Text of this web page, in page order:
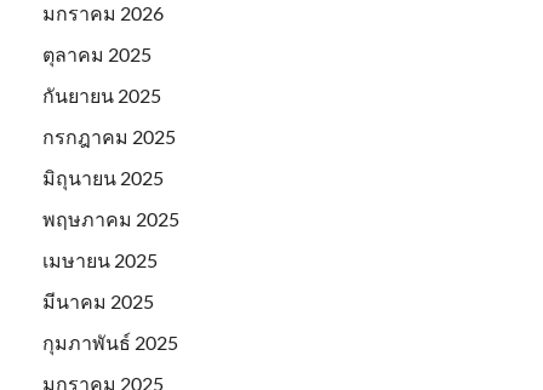
มกราคม 2026
ตุลาคม 2025
กันยายน 2025
กรกฎาคม 2025
มิถุนายน 2025
พฤษภาคม 2025
เมษายน 2025
มีนาคม 2025
กุมภาพันธ์ 2025
มกราคม 2025